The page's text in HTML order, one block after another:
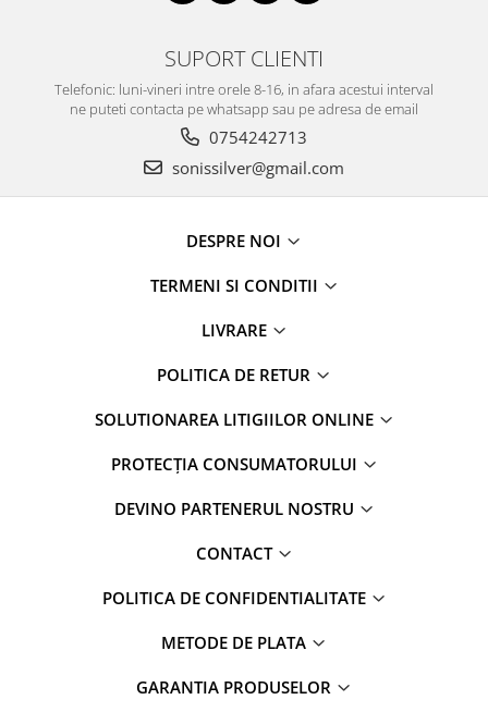
SUPORT CLIENTI
Telefonic: luni-vineri intre orele 8-16, in afara acestui interval
ne puteti contacta pe whatsapp sau pe adresa de email
0754242713
sonissilver@gmail.com
DESPRE NOI
TERMENI SI CONDITII
LIVRARE
POLITICA DE RETUR
SOLUTIONAREA LITIGIILOR ONLINE
PROTECȚIA CONSUMATORULUI
DEVINO PARTENERUL NOSTRU
CONTACT
POLITICA DE CONFIDENTIALITATE
METODE DE PLATA
GARANTIA PRODUSELOR